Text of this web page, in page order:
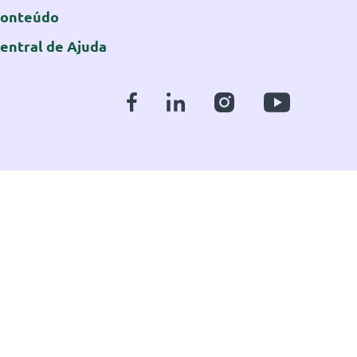
de Ajuda